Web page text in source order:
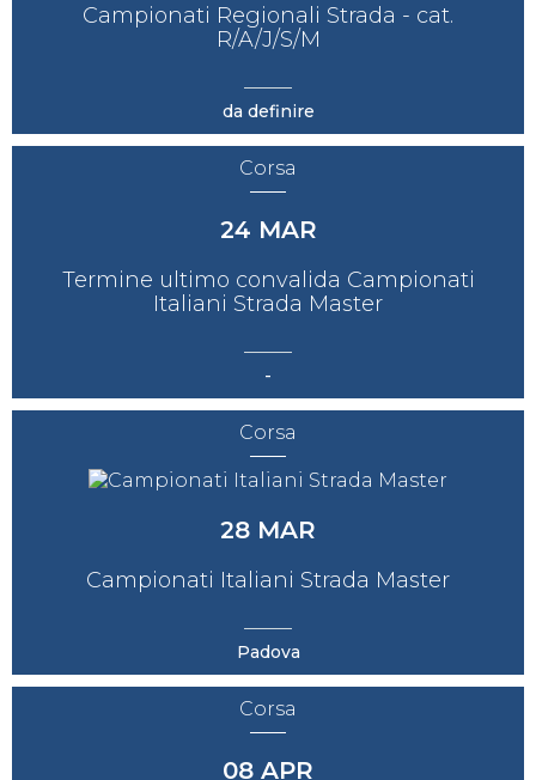
Campionati Regionali Strada - cat.
R/A/J/S/M
da definire
Corsa
24 MAR
Termine ultimo convalida Campionati
Italiani Strada Master
-
Corsa
28 MAR
Campionati Italiani Strada Master
Padova
Corsa
08 APR